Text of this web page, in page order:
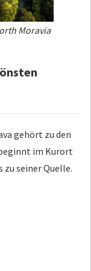
Moravia
gehört zu den
im Kurort
zu seiner Quelle.